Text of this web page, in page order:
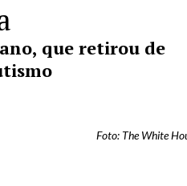
que retirou de
Foto: The White